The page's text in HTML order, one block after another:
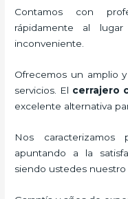
Contamos con
rápidamente al
inconveniente.
Ofrecemos un amplio
servicios. El cerrajero
excelente alternativa
Nos
apuntando a la
siendo ustedes